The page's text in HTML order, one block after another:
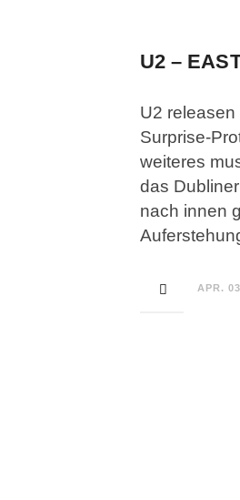
U2 –
U2
Surprise-
weiteres
das
nach innen
APR.